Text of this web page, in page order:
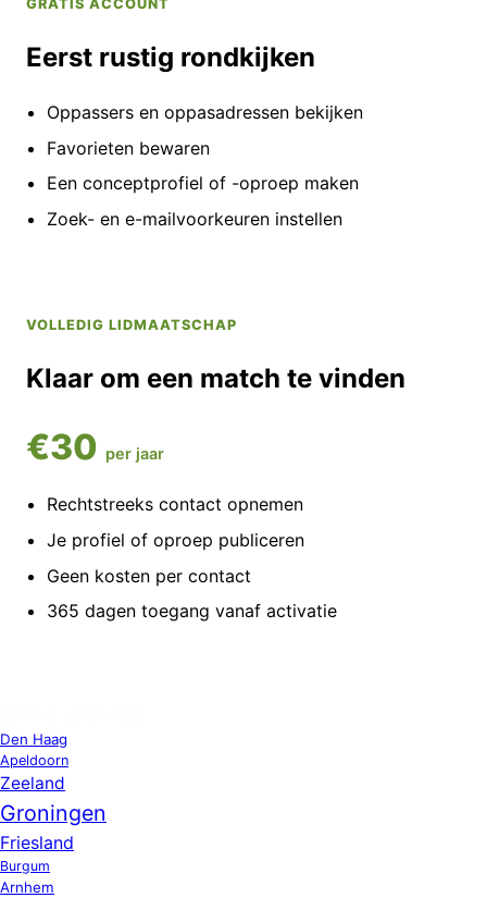
GRATIS ACCOUNT
Eerst rustig rondkijken
Oppassers en oppasadressen bekijken
Favorieten bewaren
Een conceptprofiel of -oproep maken
Zoek- en e-mailvoorkeuren instellen
VOLLEDIG LIDMAATSCHAP
Klaar om een match te vinden
€30 per jaar
Rechtstreeks contact opnemen
Je profiel of oproep publiceren
Geen kosten per contact
365 dagen toegang vanaf activatie
Den Haag
Apeldoorn
Zeeland
Groningen
Friesland
Burgum
Arnhem